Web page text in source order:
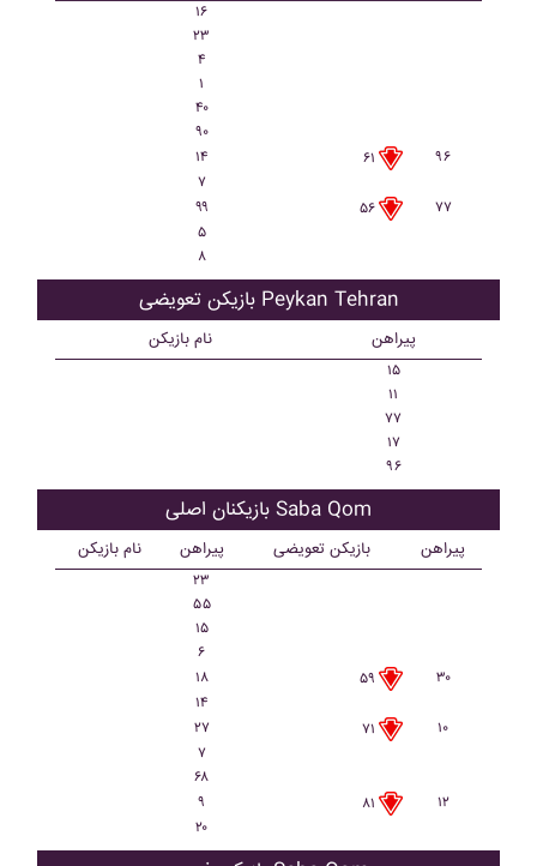
۱۶
۲۳
۴
۱
۴۰
۹۰
۱۴
۶۱
۹۶
۷
۹۹
۵۶
۷۷
۵
۸
بازیکن تعویضی Peykan Tehran
نام بازیکن پیراهن
۱۵
۱۱
۷۷
۱۷
۹۶
بازیکنان اصلی Saba Qom
نام بازیکن پیراهن بازیکن تعویضی پیراهن
۲۳
۵۵
۱۵
۶
۱۸
۵۹
۳۰
۱۴
۲۷
۷۱
۱۰
۷
۶۸
۹
۸۱
۱۲
۲۰